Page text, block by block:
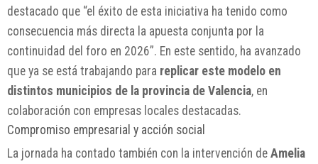
destacado que “el éxito de esta iniciativa ha tenido como
consecuencia más directa la apuesta conjunta por la
continuidad del foro en 2026”. En este sentido, ha avanzado
que ya se está trabajando para replicar este modelo en
distintos municipios de la provincia de Valencia, en
colaboración con empresas locales destacadas.
Compromiso empresarial y acción social
La jornada ha contado también con la intervención de Amelia